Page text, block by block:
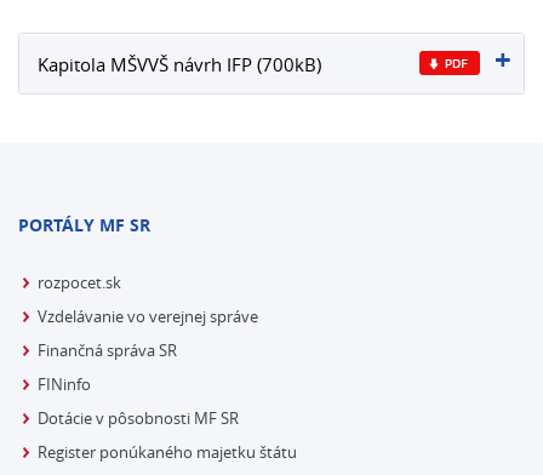
Kapitola MŠVVŠ návrh IFP (700kB)
PORTÁLY MF SR
rozpocet.sk
Vzdelávanie vo verejnej správe
Finančná správa SR
FINinfo
Dotácie v pôsobnosti MF SR
Register ponúkaného majetku štátu